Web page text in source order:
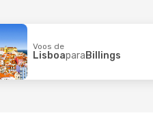
Voos de
Lisboapara Billings